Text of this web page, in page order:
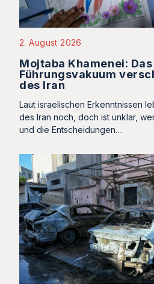
2. August 2026
Mojtaba Khamenei: Das
Führungsvakuum
des Iran
Laut israelischen Erkenntnissen
des Iran noch, doch ist unklar,
und die Entscheidungen…